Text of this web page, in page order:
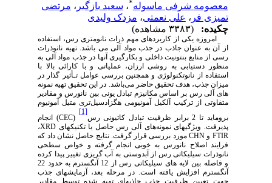
معصومه شرفی ماسوله ،سعید بازگیر، مرتضی
تمیزی فر، علی نعمتی،مزدک ولیدی
چکیده:
امروزه یکی از کاربردهای مهم ذرات نانومتری رس، استفاده
از آن به عنوان جاذب در جذب مواد آلی می باشد. تهیه نانوذرات
رسی از منابع بنتونیت داخلی و بکارگیری آنها در جذب مواد آلی به
منظور دستیابی به روشی ارزان، عملیاتی و با کارائی بالا با
استفاده از نانوتکنولوژی و همچنین بررسی عوامل تـأثیر گذار در
میزان جذب، هدف تحقیق حاضر می‌باشد.در این تحقیق تهیه نمونه
های آلی رس بر اساس مکانیزم تبادل یونی بین نانورس و مقادیر
متفاوتی از ترکیب آلکیل آمونیومی هگزادسیل‌تری متیل آمونیوم
بروماید تا 2 برابر ظرفیت تبادل کاتیونی رس
[1]
(
CEC) انجام
پذیرفت. ویژگیهای نمونه‌های آلی رس حاصل با تکنیکهایXRD،
FTIRو CHNمورد بررسی قرار گرفت. نتایج حاصل نشان داد که
فرایند اصلاح نانورس به خوبی انجام گرفته و خواص سطحی
نانوذرات سیلیکاتی رس از آبدوستی به آب گریزی تغییر پیدا کرده
و فاصله بین لایه های سیلیکاتی رس از 12 آنگسترم به حدود 22
آنگسترم افزایش یافته است. در مرحله بعد، آزمایشهای جذب